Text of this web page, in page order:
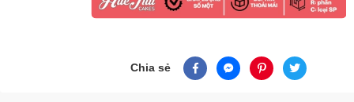
Chia sẻ